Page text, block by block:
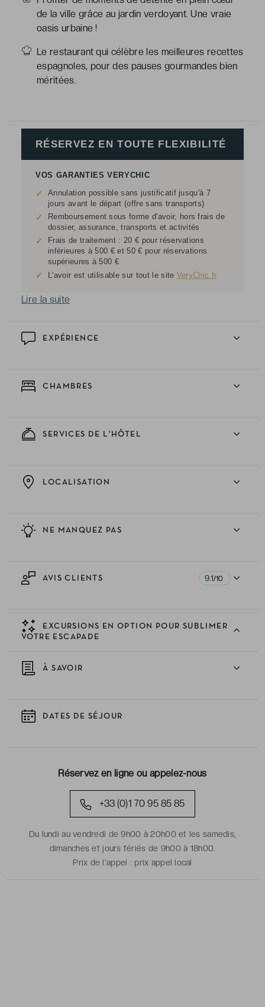
de la ville grâce au jardin verdoyant. Une vraie
oasis urbaine !
Le restaurant qui célèbre les meilleures recettes
espagnoles, pour des pauses gourmandes bien
méritées.
EXPÉRIENCE
CHAMBRES
SERVICES DE L'HÔTEL
NE MANQUEZ PAS
LOCALISATION
AVIS CLIENTS 9.1/10
À SAVOIR
DATES DE SÉJOUR
Réservez en ligne ou appelez-nous
+33 (0)1 70 95 85 85
Du lundi au vendredi de 9h00 à 20h00 et les samedis,
dimanches et jours fériés de 9h00 à 18h00.
Prix de l'appel :prix appel local
EXCURSIONS EN OPTION POUR SUBLIMER
VOTRE ESCAPADE
RÉSERVEZ EN TOUTE FLEXIBILITÉ
VOS GARANTIES VERYCHIC
✓
Annulation possible sans justificatif jusqu'à 7
jours avant le départ (offre sans transports)
✓
Remboursement sous forme d'avoir, hors frais de
dossier, assurance, transports et activités
✓
Frais de traitement : 20 € pour réservations
inférieures à 500 € et 50 € pour réservations
supérieures à 500 €
✓ L'avoir est utilisable sur tout le site VeryChic.fr
Lire la suite